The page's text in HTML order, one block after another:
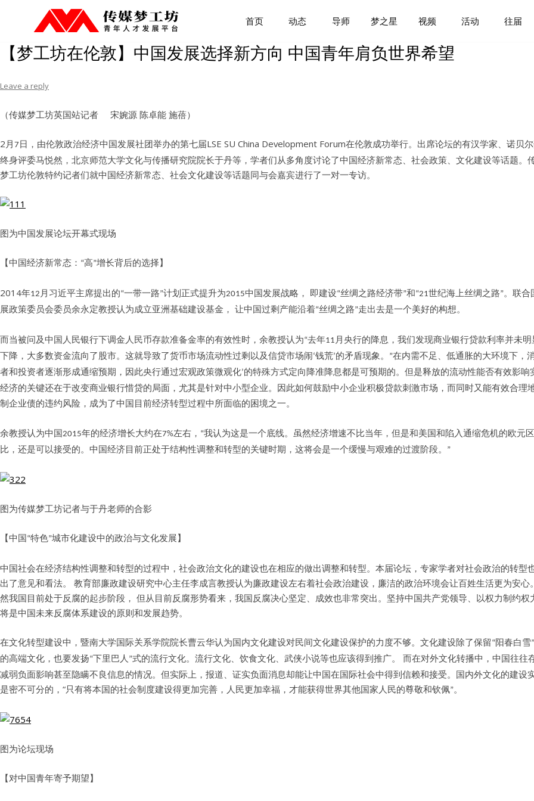
忘记密码?
没帐号？ 注册一个
首页 动态 导师 梦之星 视频 活动 往届
TAG ARCHIVES:文化建设等话题。传媒梦工坊伦敦特约记者们就中国经济新常态
【梦工坊在伦敦】中国发展选择新方向 中国青年肩负世界希望
Leave a reply
（传媒梦工坊英国站记者 宋婉源 陈卓能 施蓓）
2 月 7 日，由伦敦政治经济中国发展社团举办的第七届LSE SU China Development Forum在伦敦成功举行。出席论坛的有汉学家、诺贝
终身评委马悦然，北京师范大学文化与传播研究院院长于丹等，学者们从多角度讨论了中国经济新常态、社会政策、文化建设等话题。
梦工坊伦敦特约记者们就中国经济新常态、社会文化建设等话题同与会嘉宾进行了一对一专访。
图为中国发展论坛开幕式现场
【中国经济新常态： “高”增长背后的选择】
2014年12 月习近平主席提出的“一带一路”计划正式提升为2015中国发展战略， 即建设“丝绸之路经济带”和“21世纪海上丝绸之路”。联合
展政策委员会委员余永定教授认为成立亚洲基础建设基金，
让中国过剩产能沿着“丝绸之路”走出去是一个美好的构想。
而当被问及中国人民银行下调金人民币存款准备金率的有效性时，余教授认为“去年11 月央行的降息，我们发现商业银行贷款利率并未明
下降，大多数资金流向了股市。这就导致了货币市场流动性过剩以及信贷市场闹 ‘钱荒’的矛盾现象。 ”在内需不足、低通胀的大环境下，
者和投资者逐渐形成通缩预期，因此央行通过宏观政策微观化’的特殊方式定向降准降息都是可预期的。但是释放的流动性能否有效影响
经济的关键还在于改变商业银行惜贷的局面，尤其是针对中小型企业。因此如何鼓励中小企业积极贷款刺激市场，而同时又能有效合理
制企业债的违约风险，成为了中国目前经济转型过程中所面临的困境之一。
余教授认为中国2015年的经济增长大约在7%左右， “我认为这是一个底线。虽然经济增速不比当年，但是和美国和陷入通缩危机的欧元
比，还是可以接受的。中国经济目前正处于结构性调整和转型的关键时期，这将会是一个缓慢与艰难的过渡阶段。 ”
图为传媒梦工坊记者与于丹老师的合影
【中国“特色”城市化建设中的政治与文化发展】
中国社会在经济结构性调整和转型的过程中，社会政治文化的建设也在相应的做出调整和转型。本届论坛，专家学者对社会政治的转型
出了意见和看法。 教育部廉政建设研究中心主任李成言教授认为廉政建设左右着社会政治建设，廉洁的政治环境会让百姓生活更为安心
然我国目前处于反腐的起步阶段， 但从目前反腐形势看来，我国反腐决心坚定、成效也非常突出。坚持中国共产党领导、以权力制约权
将是中国未来反腐体系建设的原则和发展趋势。
在文化转型建设中，暨南大学国际关系学院院长曹云华认为国内文化建设对民间文化建设保护的力度不够。文化建设除了保留 “ 阳春白雪”
的高端文化，也要发扬“下里巴人 ”式的流行文化。流行文化、饮食文化、武侠小说等也应该得到推广。 而在对外文化转播中 ，中国往往
减弱负面影响甚至隐瞒不良信息的情况。但实际上，报道、证实负面消息却能让中国在国际社会中得到信赖和接受。国内外文化的建设
是密不可分的，“只有将本国的社会制度建设得更加完善，人民更加幸福，才能获得世界其他国家人民的尊敬和钦佩”。
图为论坛现场
【对中国青年寄予期望】